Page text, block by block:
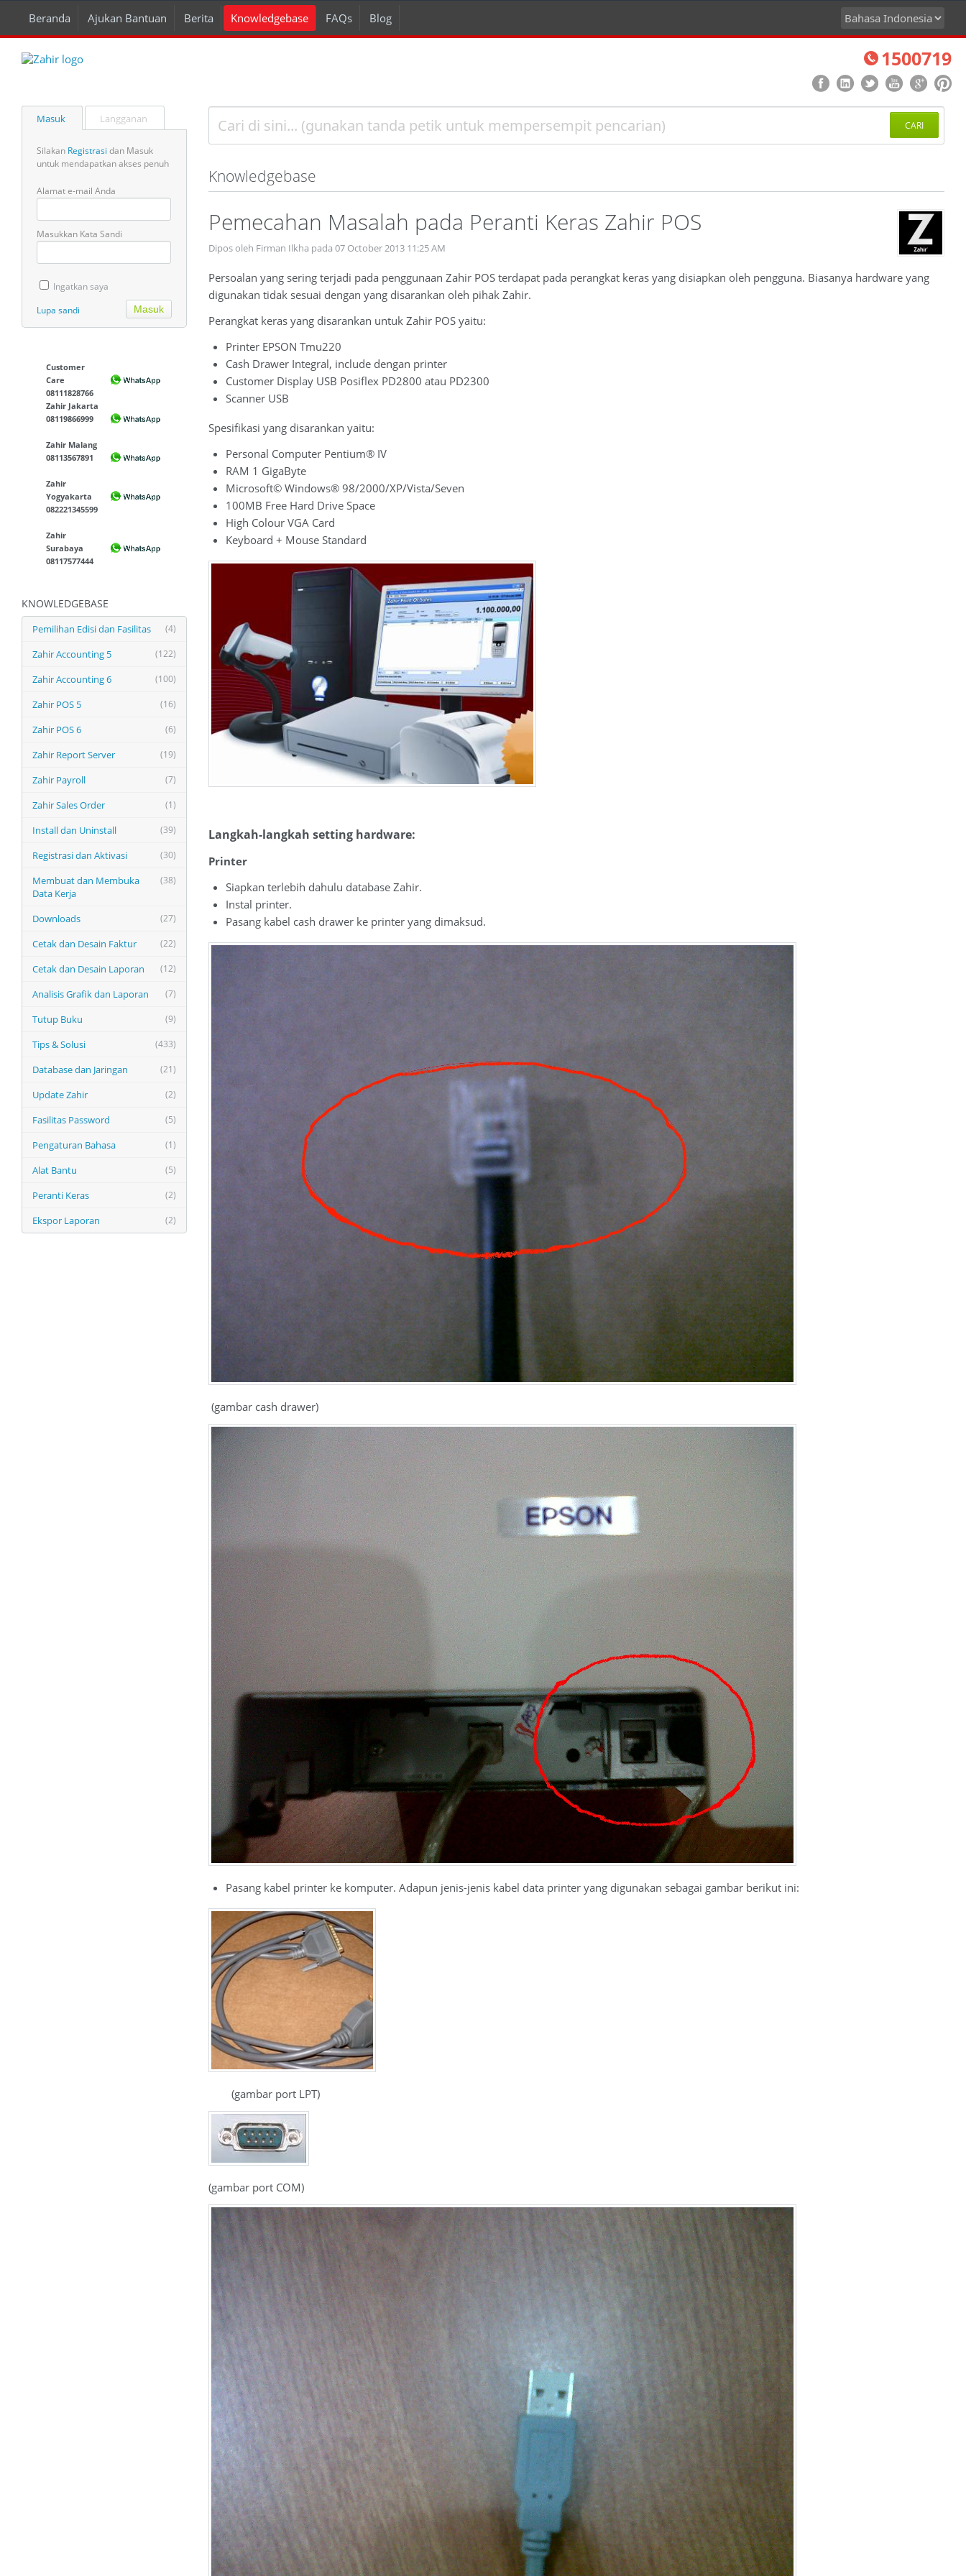
Beranda Ajukan Bantuan Berita Knowledgebase FAQs Blog
1500719
Masuk Langganan
Silakan Registrasi dan Masuk
untuk mendapatkan akses penuh
Alamat e-mail Anda
Masukkan Kata Sandi
Ingatkan saya
Lupa sandi
Customer
Care
08111828766
Zahir Jakarta
08119866999
Zahir Malang
08113567891
Zahir
Yogyakarta
082221345599
Zahir
Surabaya
08117577444
KNOWLEDGEBASE
(4)
Pemilihan Edisi dan Fasilitas
(122)
Zahir Accounting 5
(100)
Zahir Accounting 6
(16)
Zahir POS 5
(6)
Zahir POS 6
(19)
Zahir Report Server
(7)
Zahir Payroll
(1)
Zahir Sales Order
(39)
Install dan Uninstall
(30)
Registrasi dan Aktivasi
(38)
Membuat dan Membuka
Data Kerja
(27)
Downloads
(22)
Cetak dan Desain Faktur
(12)
Cetak dan Desain Laporan
(7)
Analisis Grafik dan Laporan
(9)
Tutup Buku
(433)
Tips & Solusi
(21)
Database dan Jaringan
(2)
Update Zahir
(5)
Fasilitas Password
(1)
Pengaturan Bahasa
(5)
Alat Bantu
(2)
Peranti Keras
(2)
Ekspor Laporan
CARI
Knowledgebase
Pemecahan Masalah pada Peranti Keras Zahir POS
Dipos oleh Firman Ilkha pada 07 October 2013 11:25 AM
Persoalan yang sering terjadi pada penggunaan Zahir POS terdapat pada perangkat keras yang disiapkan oleh pengguna. Biasanya hardware yang
digunakan tidak sesuai dengan yang disarankan oleh pihak Zahir.
Perangkat keras yang disarankan untuk Zahir POS yaitu:
Printer EPSON Tmu220
Cash Drawer Integral, include dengan printer
Customer Display USB Posiflex PD2800 atau PD2300
Scanner USB
Spesifikasi yang disarankan yaitu:
Personal Computer Pentium® IV
RAM 1 GigaByte
Microsoft© Windows® 98/2000/XP/Vista/Seven
100MB Free Hard Drive Space
High Colour VGA Card
Keyboard + Mouse Standard
Langkah-langkah setting hardware:
Printer
Siapkan terlebih dahulu database Zahir.
Instal printer.
Pasang kabel cash drawer ke printer yang dimaksud.
(gambar cash drawer)
Pasang kabel printer ke komputer. Adapun jenis-jenis kabel data printer yang digunakan sebagai gambar berikut ini:
(gambar port LPT)
(gambar port COM)